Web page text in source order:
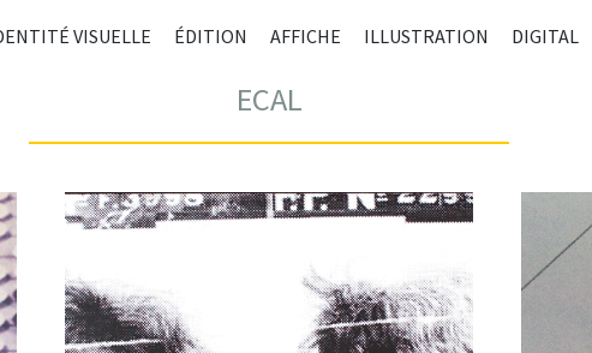
ALLER
VISUELLE ÉDITION AFFICHE ILLUSTRATION DIGITAL
ECAL